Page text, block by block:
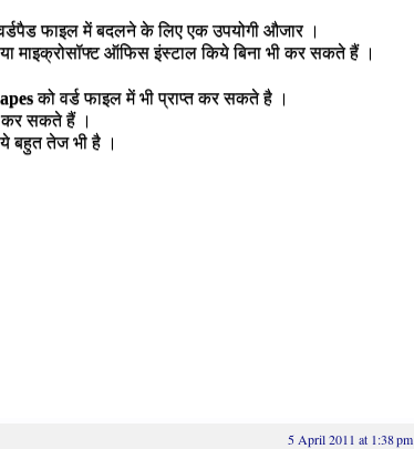
फाइल में बदलने के लिए एक उपयोगी औजार ।
माइक्रोसॉफ्ट ऑफिस इंस्टाल किये बिना भी कर सकते हैं ।
को वर्ड फाइल में भी प्राप्त कर सकते है ।
कर सकते हैं ।
बहुत तेज भी है ।
5 April 2011 at 1:38 pm